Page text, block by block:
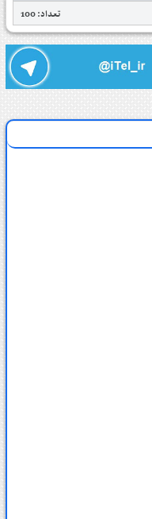
تعداد: 100